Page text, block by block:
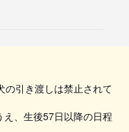
の引き渡しは禁止されて
、生後57日以降の日程